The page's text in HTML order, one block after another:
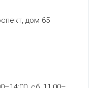
дом 65